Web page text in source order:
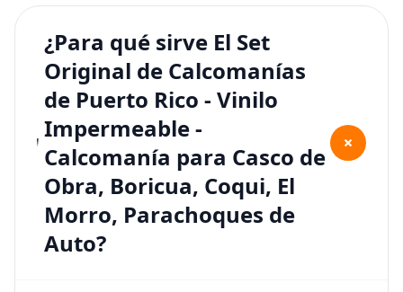
¿Para qué sirve El Set
Original de Calcomanías
de Puerto Rico - Vinilo
Impermeable -
Calcomanía para Casco de
Obra, Boricua, Coqui, El
Morro, Parachoques de
Auto?
+